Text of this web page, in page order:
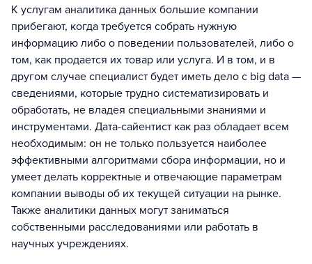
К услугам аналитика данных большие компании
прибегают, когда требуется собрать нужную
информацию либо о поведении пользователей, либо о
том, как продается их товар или услуга. И в том, и в
другом случае специалист будет иметь дело с big data —
сведениями, которые трудно систематизировать и
обработать, не владея специальными знаниями и
инструментами. Дата-сайентист как раз обладает всем
необходимым: он не только пользуется наиболее
эффективными алгоритмами сбора информации, но и
умеет делать корректные и отвечающие параметрам
компании выводы об их текущей ситуации на рынке.
Также аналитики данных могут заниматься
собственными расследованиями или работать в
научных учреждениях.